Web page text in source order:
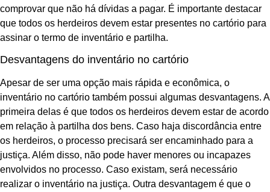
comprovar que não há dívidas a pagar. É importante destacar
que todos os herdeiros devem estar presentes no cartório para
assinar o termo de inventário e partilha.
Desvantagens do inventário no cartório
Apesar de ser uma opção mais rápida e econômica, o
inventário no cartório também possui algumas desvantagens. A
primeira delas é que todos os herdeiros devem estar de acordo
em relação à partilha dos bens. Caso haja discordância entre
os herdeiros, o processo precisará ser encaminhado para a
justiça. Além disso, não pode haver menores ou incapazes
envolvidos no processo. Caso existam, será necessário
realizar o inventário na justiça. Outra desvantagem é que o